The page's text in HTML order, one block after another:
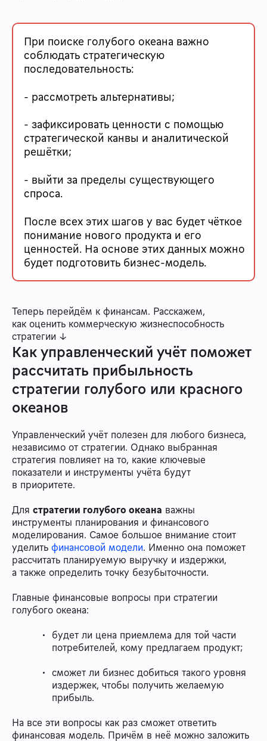
При поиске голубого океана важно
соблюдать стратегическую
последовательность:
- рассмотреть альтернативы;
- зафиксировать ценности с помощью
стратегической канвы и аналитической
решётки;
- выйти за пределы существующего
спроса.
После всех этих шагов у вас будет чёткое
понимание нового продукта и его
ценностей. На основе этих данных можно
будет подготовить бизнес-модель.
Теперь перейдём к финансам. Расскажем,
как оценить коммерческую жизнеспособность
стратегии ↓
Как управленческий учёт поможет
рассчитать прибыльность
стратегии голубого или красного
океанов
Управленческий учёт полезен для любого бизнеса,
независимо от стратегии. Однако выбранная
стратегия повлияет на то, какие ключевые
показатели и инструменты учёта будут
в приоритете.
Для стратегии голубого океана важны
инструменты планирования и финансового
моделирования. Самое большое внимание стоит
уделить финансовой модели. Именно она поможет
рассчитать планируемую выручку и издержки,
а также определить точку безубыточности.
Главные финансовые вопросы при стратегии
голубого океана:
будет ли цена приемлема для той части
потребителей, кому предлагаем продукт;
сможет ли бизнес добиться такого уровня
издержек, чтобы получить желаемую
прибыль.
На все эти вопросы как раз сможет ответить
финансовая модель. Причём в неё можно заложить